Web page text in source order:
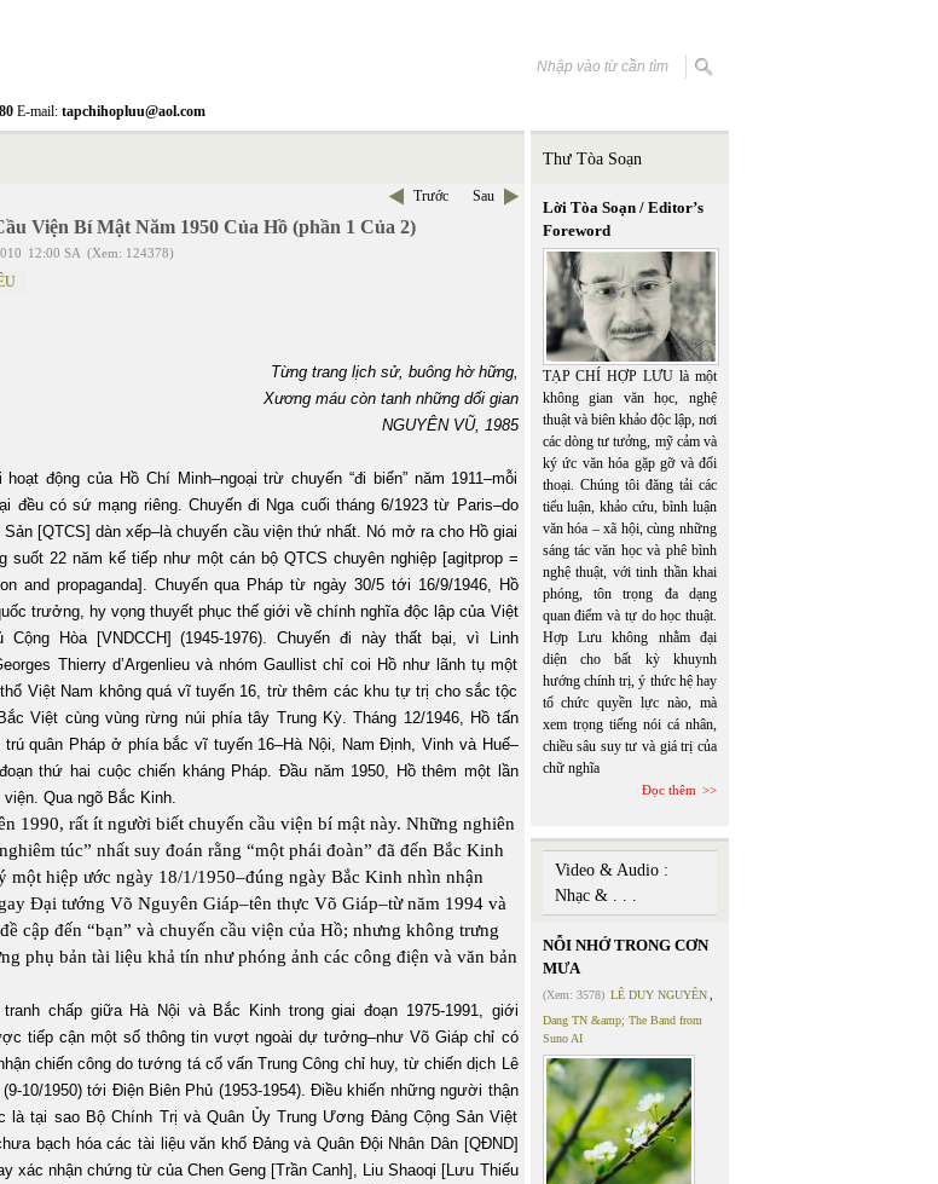
E-mail: tapchihopluu@aol.com
Trước Sau
Viện Bí Mật Năm 1950 Của Hồ (phần 1 Của 2)
12:00 SA (Xem: 124378)
Từng trang lịch sử, buông hờ hững,
Xương máu còn tanh những dối gian
NGUYÊN VŨ, 1985
hoạt động của Hồ Chí Minh–ngoại trừ chuyến “đi biển” năm 1911–mỗi
đều có sứ mạng riêng. Chuyến đi Nga cuối tháng 6/1923 từ Paris–do
Sản [QTCS] dàn xếp–là chuyến cầu viện thứ nhất. Nó mở ra cho Hồ giai
suốt 22 năm kế tiếp như một cán bộ QTCS chuyên nghiệp [agitprop =
and propaganda]. Chuyến qua Pháp từ ngày 30/5 tới 16/9/1946, Hồ
trưởng, hy vọng thuyết phục thế giới về chính nghĩa độc lập của Việt
Cộng Hòa [VNDCCH] (1945-1976). Chuyến đi này thất bại, vì Linh
Thierry d’Argenlieu và nhóm Gaullist chỉ coi Hồ như lãnh tụ một
Việt Nam không quá vĩ tuyến 16, trừ thêm các khu tự trị cho sắc tộc
Việt cùng vùng rừng núi phía tây Trung Kỳ. Tháng 12/1946, Hồ tấn
quân Pháp ở phía bắc vĩ tuyến 16–Hà Nội, Nam Định, Vinh và Huế–
thứ hai cuộc chiến kháng Pháp. Đầu năm 1950, Hồ thêm một lần
Qua ngõ Bắc Kinh.
1990, rất ít người biết chuyến cầu viện bí mật này. Những nghiên
túc” nhất suy đoán rằng “một phái đoàn” đã đến Bắc Kinh
một hiệp ước ngày 18/1/1950–đúng ngày Bắc Kinh nhìn nhận
Đại tướng Võ Nguyên Giáp–tên thực Võ Giáp–từ năm 1994 và
cập đến “bạn” và chuyến cầu viện của Hồ; nhưng không trưng
phụ bản tài liệu khả tín như phóng ảnh các công điện và văn bản
tranh chấp giữa Hà Nội và Bắc Kinh trong giai đoạn 1975-1991, giới
tiếp cận một số thông tin vượt ngoài dự tưởng–như Võ Giáp chỉ có
chiến công do tướng tá cố vấn Trung Công chỉ huy, từ chiến dịch Lê
(9-10/1950) tới Điện Biên Phủ (1953-1954). Điều khiến những người thận
là tại sao Bộ Chính Trị và Quân Ủy Trung Ương Đảng Cộng Sản Việt
bạch hóa các tài liệu văn khố Đảng và Quân Đội Nhân Dân [QĐND]
xác nhận chứng từ của Chen Geng [Trần Canh], Liu Shaoqi [Lưu Thiếu
Thư Tòa Soạn
Lời Tòa Soạn / Editor’s
Foreword
TẠP CHÍ HỢP LƯU là một
không gian văn học, nghệ
thuật và biên khảo độc lập, nơi
các dòng tư tưởng, mỹ cảm và
ký ức văn hóa gặp gỡ và đối
thoại. Chúng tôi đăng tải các
tiểu luận, khảo cứu, bình luận
văn hóa – xã hội, cùng những
sáng tác văn học và phê bình
nghệ thuật, với tinh thần khai
phóng, tôn trọng đa dạng
quan điểm và tự do học thuật.
Hợp Lưu không nhằm đại
diện cho bất kỳ khuynh
hướng chính trị, ý thức hệ hay
tổ chức quyền lực nào, mà
xem trọng tiếng nói cá nhân,
chiều sâu suy tư và giá trị của
chữ nghĩa
Đọc thêm
Video & Audio :
Nhạc & . . .
NỖI NHỚ TRONG CƠN
MƯA
(Xem: 3578) LÊ DUY NGUYÊN
Dang TN &amp; The Band from
Suno AI